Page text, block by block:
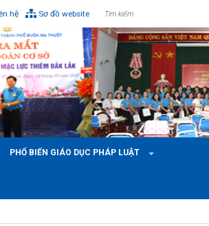
hệ Sơ đồ website
PHỔ BIẾN GIÁO DỤC PHÁP LUẬT